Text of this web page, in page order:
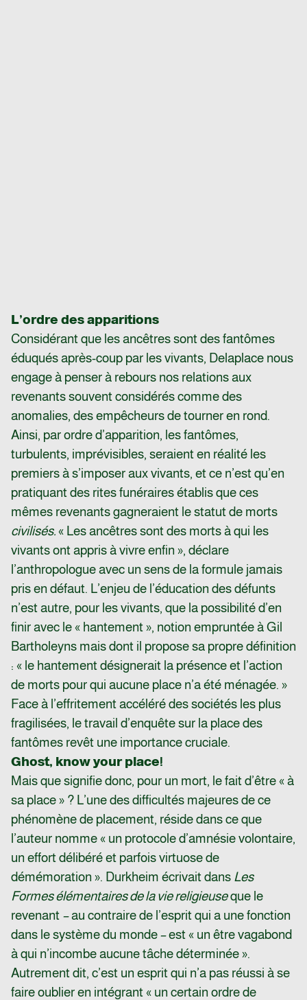
L’ordre des apparitions
Considérant que les ancêtres sont des fantômes
éduqués après-coup par les vivants, Delaplace nous
engage à penser à rebours nos relations aux
revenants souvent considérés comme des
anomalies, des empêcheurs de tourner en rond.
Ainsi, par ordre d’apparition, les fantômes,
turbulents, imprévisibles, seraient en réalité les
premiers à s’imposer aux vivants, et ce n’est qu’en
pratiquant des rites funéraires établis que ces
mêmes revenants gagneraient le statut de morts
civilisés. « Les ancêtres sont des morts à qui les
vivants ont appris à vivre enfin », déclare
l’anthropologue avec un sens de la formule jamais
pris en défaut. L’enjeu de l’éducation des défunts
n’est autre, pour les vivants, que la possibilité d’en
finir avec le « hantement », notion empruntée à Gil
Bartholeyns mais dont il propose sa propre définition
: « le hantement désignerait la présence et l’action
de morts pour qui aucune place n’a été ménagée. »
Face à l’effritement accéléré des sociétés les plus
fragilisées, le travail d’enquête sur la place des
fantômes revêt une importance cruciale.
Ghost, know your place!
Mais que signifie donc, pour un mort, le fait d’être « à
sa place » ? L’une des difficultés majeures de ce
phénomène de placement, réside dans ce que
l’auteur nomme « un protocole d’amnésie volontaire,
un effort délibéré et parfois virtuose de
démémoration ». Durkheim écrivait dans Les
Formes élémentaires de la vie religieuseque le
revenant –au contraire de l’esprit qui a une fonction
dans le système du monde–est « un être vagabond
à qui n’incombe aucune tâche déterminée ».
Autrement dit, c’est un esprit qui n’a pas réussi à se
faire oublier en intégrant « un certain ordre de